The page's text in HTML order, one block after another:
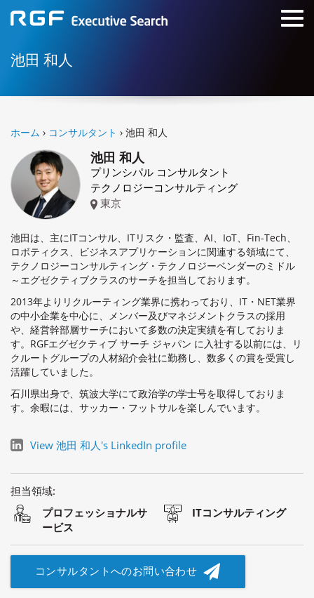
池田 和人
ホーム › コンサルタント › 池田 和人
池田 和人
プリンシパル コンサルタント
テクノロジーコンサルティング
東京
池田は、主にITコンサル、ITリスク・監査、AI、IoT、Fin-Tech、
ロボティクス、ビジネスアプリケーションに関連する領域にて、
テクノロジーコンサルティング・テクノロジーベンダーのミドル
～エグゼクティブクラスのサーチを担当しております。
2013年よりリクルーティング業界に携わっており、IT・NET業界
の中小企業を中心に、メンバー及びマネジメントクラスの採用
や、経営幹部層サーチにおいて多数の決定実績を有しておりま
す。RGFエグゼクティブ サーチ ジャパン に入社する以前には、リ
クルートグループの人材紹介会社に勤務し、数多くの賞を受賞し
活躍していました。
石川県出身で、筑波大学にて政治学の学士号を取得しておりま
す。余暇には、サッカー・フットサルを楽しんでいます。
View 池田 和人's LinkedIn profile
担当領域:
プロフェッショナルサ
ービス
ITコンサルティング
コンサルタントへのお問い合わせ